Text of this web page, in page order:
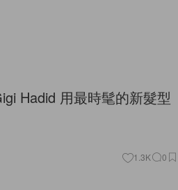
Hadid 用最時髦的新髮型
1.3K 0